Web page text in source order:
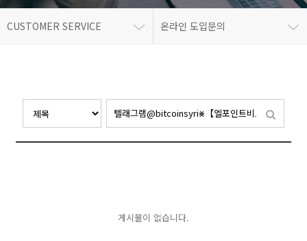
CUSTOMER SERVICE 온라인 도입문의
게시물이 없습니다.